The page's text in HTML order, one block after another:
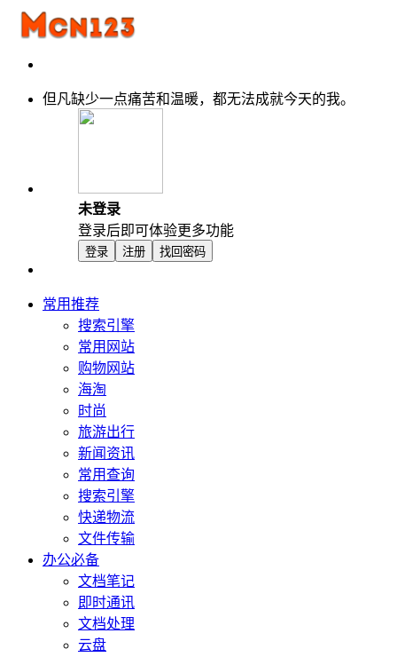
但凡缺少一点痛苦和温暖，都无法成就今天的我。
未登录
登录后即可体验更多功能
登录 注册 找回密码
常用推荐
搜索引擎
常用网站
购物网站
海淘
时尚
旅游出行
新闻资讯
常用查询
搜索引擎
快递物流
文件传输
办公必备
文档笔记
即时通讯
文档处理
云盘